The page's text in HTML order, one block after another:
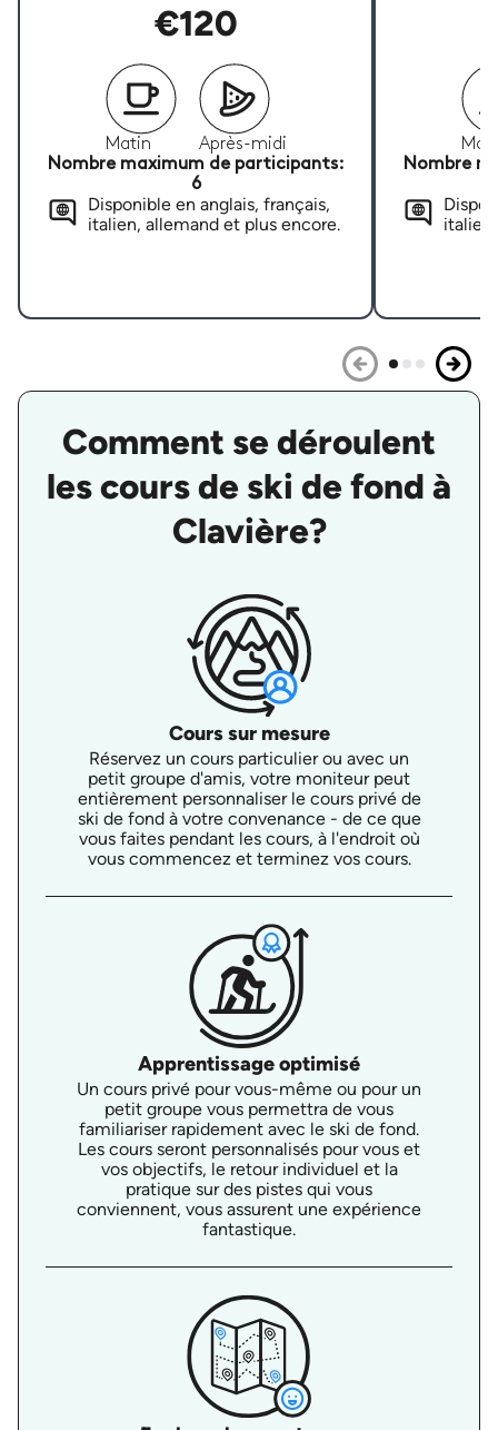
€120
Matin
Après-midi
Nombre maximum de participants:
6
Disponible en anglais, français,
italien, allemand et plus encore.
Nombre
Comment se déroulent
les cours de ski de fond à
Clavière?
Cours sur mesure
Réservez un cours particulier ou avec un
petit groupe d'amis, votre moniteur peut
entièrement personnaliser le cours privé de
ski de fond à votre convenance - de ce que
vous faites pendant les cours, à l'endroit où
vous commencez et terminez vos cours.
Apprentissage optimisé
Un cours privé pour vous-même ou pour un
petit groupe vous permettra de vous
familiariser rapidement avec le ski de fond.
Les cours seront personnalisés pour vous et
vos objectifs, le retour individuel et la
pratique sur des pistes qui vous
conviennent, vous assurent une expérience
fantastique.